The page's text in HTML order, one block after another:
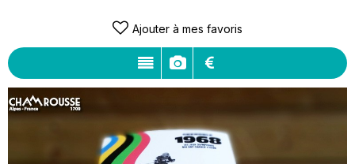
Ajouter à mes favoris